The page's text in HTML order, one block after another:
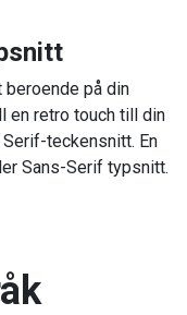
beroende på din
en retro touch till din
teckensnitt. En
Sans-Serif typsnitt.